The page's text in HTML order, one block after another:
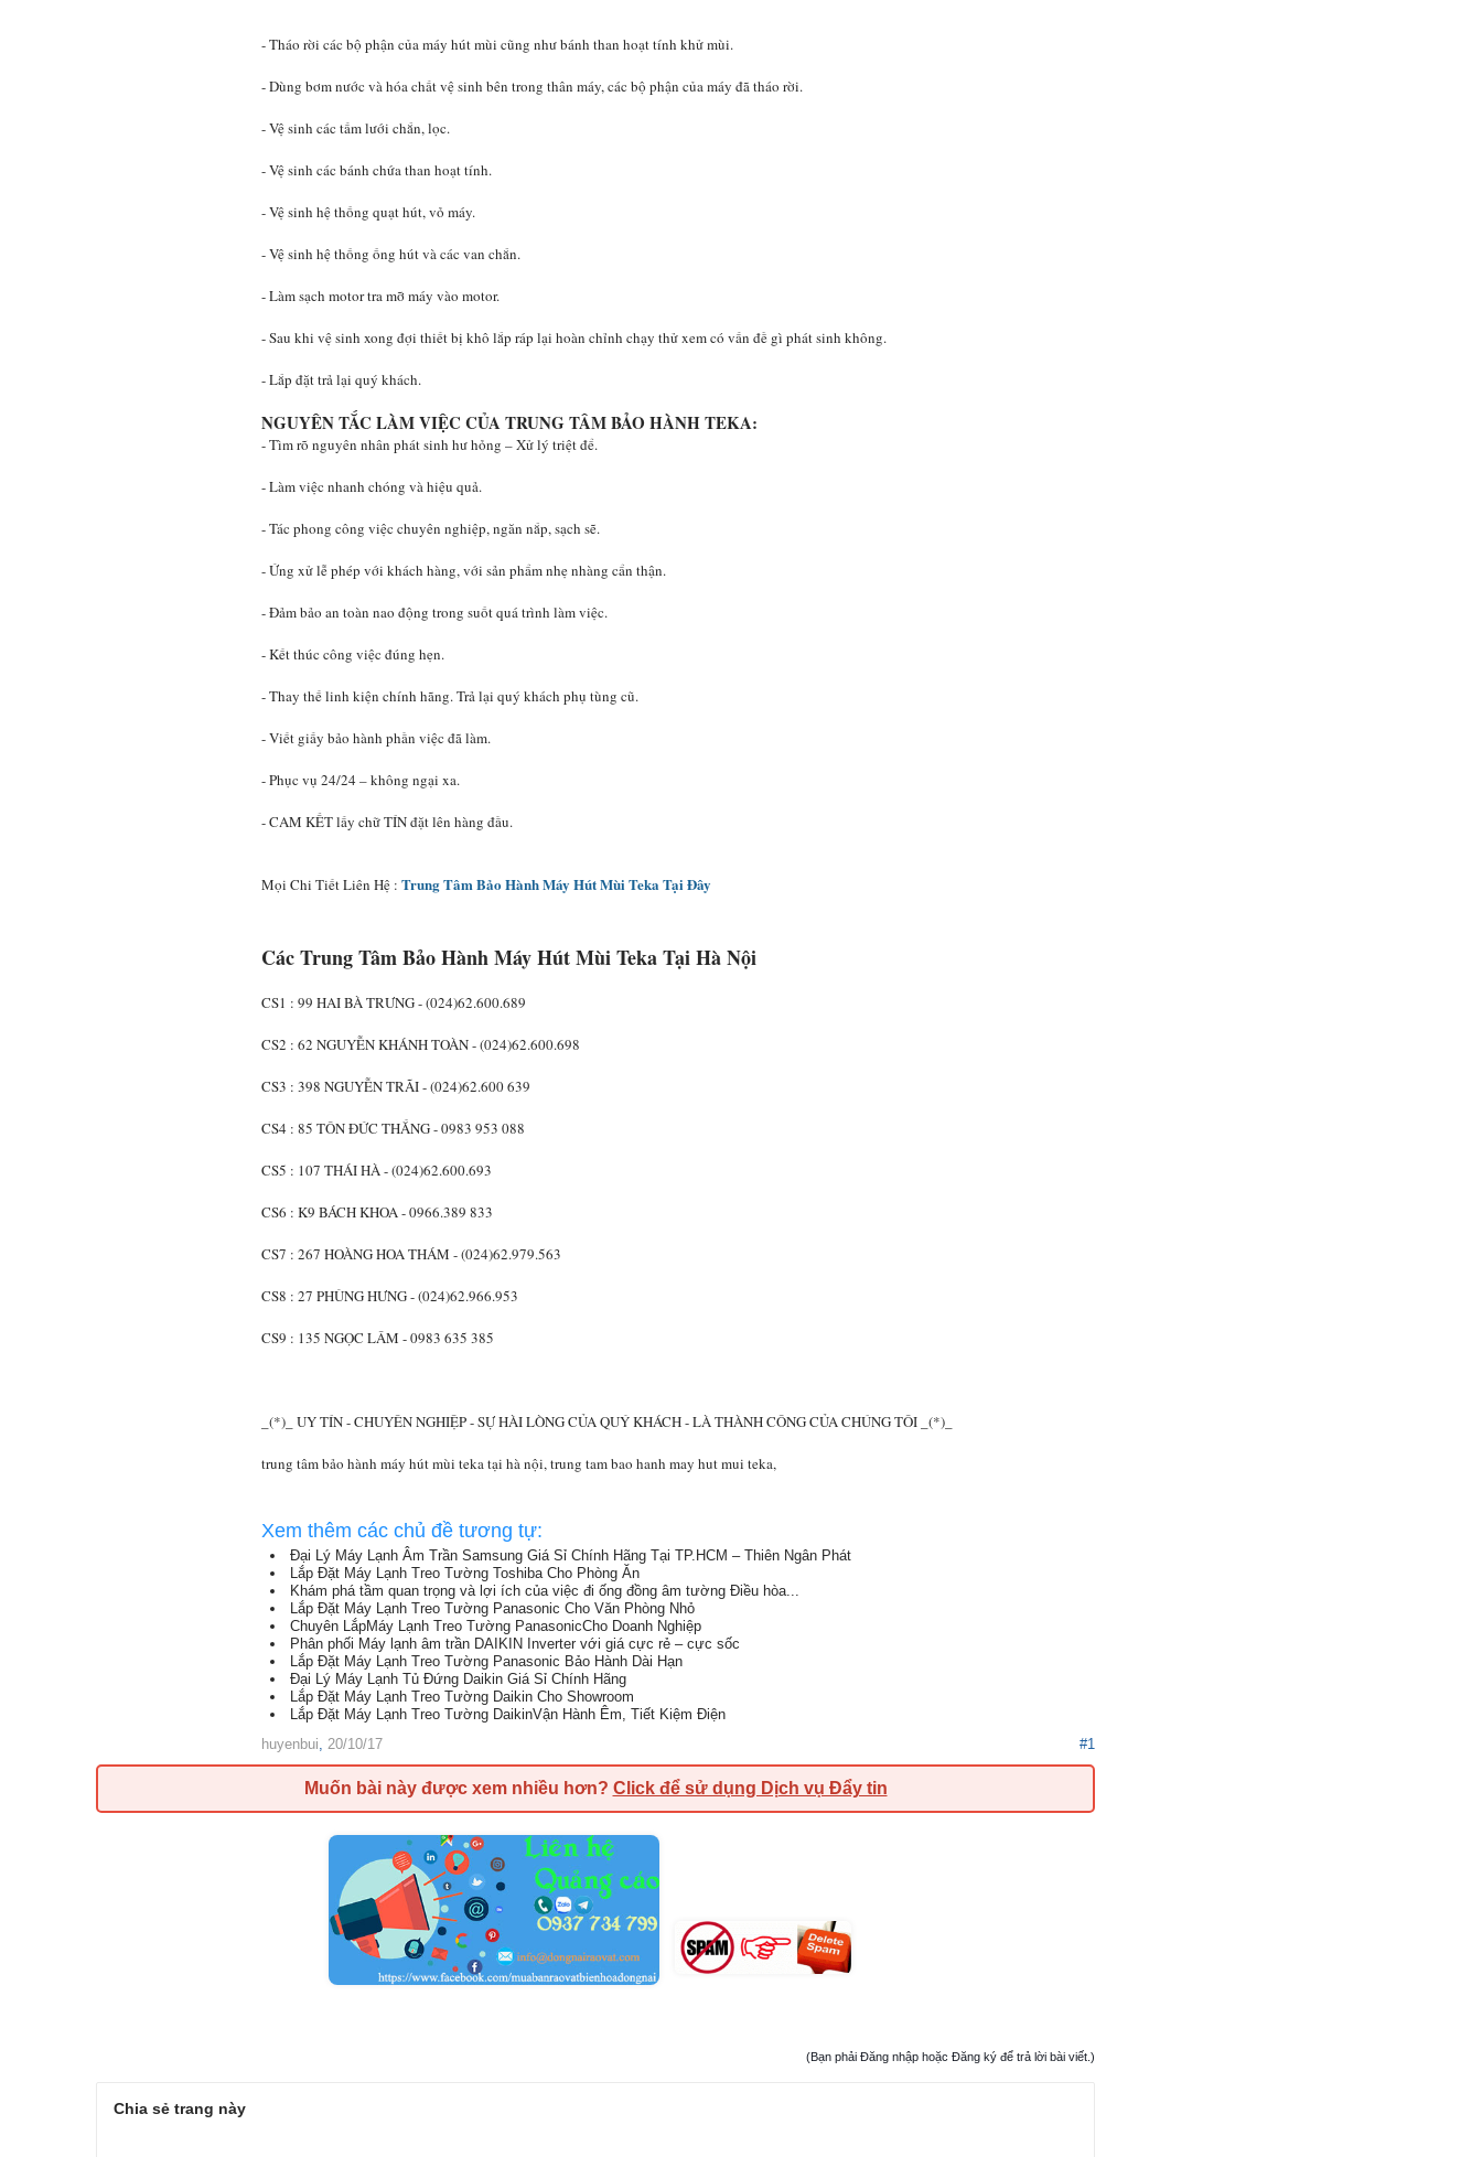
- Tháo rời các bộ phận của máy hút mùi cũng như bánh than hoạt tính khử mùi.
- Dùng bơm nước và hóa chất vệ sinh bên trong thân máy, các bộ phận của máy đã tháo rời.
- Vệ sinh các tấm lưới chắn, lọc.
- Vệ sinh các bánh chứa than hoạt tính.
- Vệ sinh hệ thống quạt hút, vỏ máy.
- Vệ sinh hệ thống ống hút và các van chắn.
- Làm sạch motor tra mỡ máy vào motor.
- Sau khi vệ sinh xong đợi thiết bị khô lắp ráp lại hoàn chỉnh chạy thử xem có vấn đề gì phát sinh không.
- Lắp đặt trả lại quý khách.
NGUYÊN TẮC LÀM VIỆC CỦA TRUNG TÂM BẢO HÀNH TEKA:
- Tìm rõ nguyên nhân phát sinh hư hỏng – Xử lý triệt để.
- Làm việc nhanh chóng và hiệu quả.
- Tác phong công việc chuyên nghiệp, ngăn nắp, sạch sẽ.
- Ứng xử lễ phép với khách hàng, với sản phẩm nhẹ nhàng cẩn thận.
- Đảm bảo an toàn nao động trong suốt quá trình làm việc.
- Kết thúc công việc đúng hẹn.
- Thay thế linh kiện chính hãng. Trả lại quý khách phụ tùng cũ.
- Viết giấy bảo hành phần việc đã làm.
- Phục vụ 24/24 – không ngại xa.
- CAM KẾT lấy chữ TÍN đặt lên hàng đầu.
Mọi Chi Tiết Liên Hệ : Trung Tâm Bảo Hành Máy Hút Mùi Teka Tại Đây
Các Trung Tâm Bảo Hành Máy Hút Mùi Teka Tại Hà Nội
CS1 : 99 HAI BÀ TRƯNG - (024)62.600.689
CS2 : 62 NGUYỄN KHÁNH TOÀN - (024)62.600.698
CS3 : 398 NGUYỄN TRÃI - (024)62.600 639
CS4 : 85 TÔN ĐỨC THẮNG - 0983 953 088
CS5 : 107 THÁI HÀ - (024)62.600.693
CS6 : K9 BÁCH KHOA - 0966.389 833
CS7 : 267 HOÀNG HOA THÁM - (024)62.979.563
CS8 : 27 PHÙNG HƯNG - (024)62.966.953
CS9 : 135 NGỌC LÂM - 0983 635 385
_(*)_ UY TÍN - CHUYÊN NGHIỆP - SỰ HÀI LÒNG CỦA QUÝ KHÁCH - LÀ THÀNH CÔNG CỦA CHÚNG TÔI _(*)_
trung tâm bảo hành máy hút mùi teka tại hà nội, trung tam bao hanh may hut mui teka,
Xem thêm các chủ đề tương tự:
Đại Lý Máy Lạnh Âm Trần Samsung Giá Sỉ Chính Hãng Tại TP.HCM – Thiên Ngân Phát
Lắp Đặt Máy Lạnh Treo Tường Toshiba Cho Phòng Ăn
Khám phá tầm quan trọng và lợi ích của việc đi ống đồng âm tường Điều hòa...
Lắp Đặt Máy Lạnh Treo Tường Panasonic Cho Văn Phòng Nhỏ
Chuyên LắpMáy Lạnh Treo Tường PanasonicCho Doanh Nghiệp
Phân phối Máy lạnh âm trần DAIKIN Inverter với giá cực rẻ – cực sốc
Lắp Đặt Máy Lạnh Treo Tường Panasonic Bảo Hành Dài Hạn
Đại Lý Máy Lạnh Tủ Đứng Daikin Giá Sỉ Chính Hãng
Lắp Đặt Máy Lạnh Treo Tường Daikin Cho Showroom
Lắp Đặt Máy Lạnh Treo Tường DaikinVận Hành Êm, Tiết Kiệm Điện
huyenbui, 20/10/17 #1
Muốn bài này được xem nhiều hơn? Click để sử dụng Dịch vụ Đẩy tin
(Bạn phải Đăng nhập hoặc Đăng ký để trả lời bài viết.)
Chia sẻ trang này